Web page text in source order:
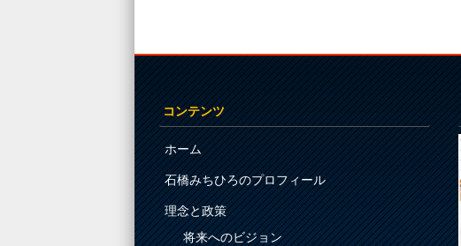
コンテンツ
ホーム
石橋みちひろのプロフィール
理念と政策
将来へのビジョン